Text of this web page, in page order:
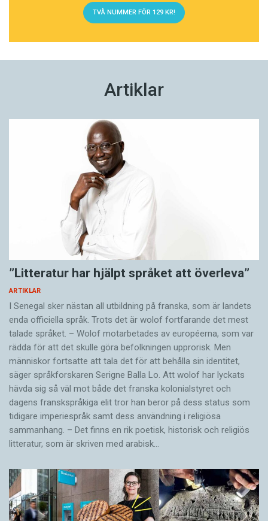
TVÅ NUMMER FÖR 129 KR!
Artiklar
”Litteratur har hjälpt språket att överleva”
ARTIKLAR
I Senegal sker nästan all utbildning på franska, som är landets
enda officiella språk. Trots det är wolof fortfarande det mest
talade språket. – Wolof motarbetades av européerna, som var
rädda för att det skulle göra befolkningen upprorisk. Men
människor fortsatte att tala det för att behålla sin identitet,
säger språkforskaren Serigne Balla Lo. Att wolof har lyckats
hävda sig så väl mot både det franska kolonialstyret och
dagens franskspråkiga elit tror han beror på dess status som
tidigare imperiespråk samt dess användning i religiösa
sammanhang. – Det finns en rik poetisk, historisk och reli­giös
litteratur, som är skriven med arabisk…